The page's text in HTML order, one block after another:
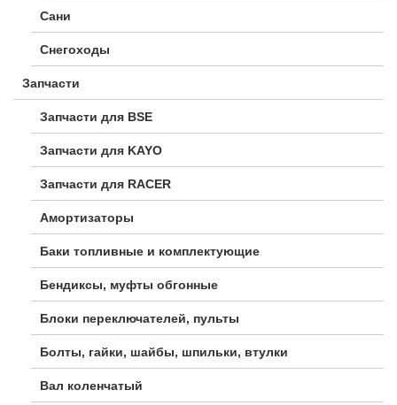
Сани
Снегоходы
Запчасти
Запчасти для BSE
Запчасти для KAYO
Запчасти для RACER
Амортизаторы
Баки топливные и комплектующие
Бендиксы, муфты обгонные
Блоки переключателей, пульты
Болты, гайки, шайбы, шпильки, втулки
Вал коленчатый